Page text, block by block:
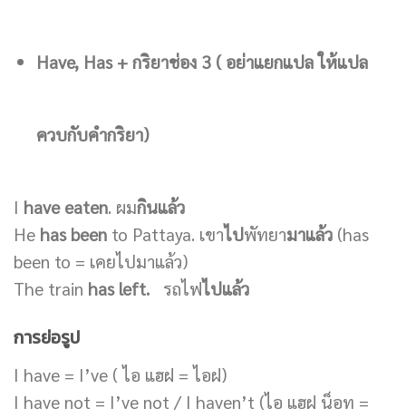
Have, Has + กริยาช่อง 3 ( อย่าแยกแปล ให้แปล
ควบกับคำกริยา)
I have eaten. ผมกินแล้ว
He has been to Pattaya. เขาไปพัทยามาแล้ว (has
been to = เคยไปมาแล้ว)
The train has left. รถไฟไปแล้ว
การย่อรูป
I have = I’ve ( ไอ แฮฝ = ไอฝ)
I have not = I’ve not / I haven’t (ไอ แฮฝ น็อท =